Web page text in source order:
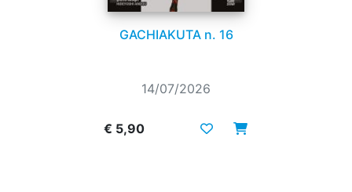
GACHIAKUTA n. 16
14/07/2026
€ 5,90